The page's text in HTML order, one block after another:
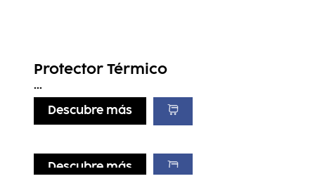
Protector Térmico
...
Descubre más
Descubre más